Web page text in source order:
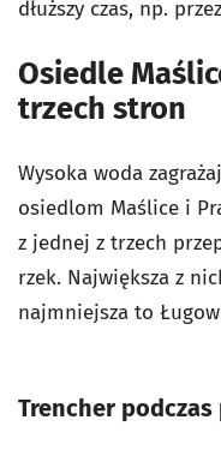
dłuższy czas, np.
Osiedle
trzech stron
Wysoka woda
osiedlom Maślice i
z jednej z trzech
rzek. Największa z
najmniejsza to
Trencher